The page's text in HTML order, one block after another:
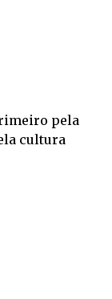
pela
cultura